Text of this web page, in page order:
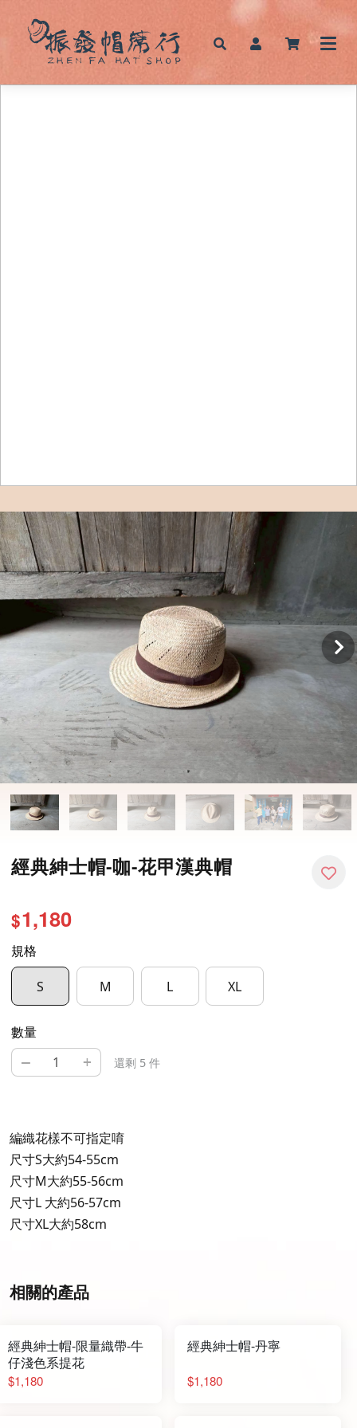
經典紳士帽-咖-花甲漢典帽
$1,180
規格
S M L XL
數量
– + 還剩 5 件
編織花樣不可指定唷
尺寸S大約54-55cm
尺寸M大約55-56cm
尺寸L 大約56-57cm
尺寸XL大約58cm
相關的產品
經典紳士帽-限量織帶-牛
仔淺色系提花
$1,180
經典紳士帽-丹寧
$1,180